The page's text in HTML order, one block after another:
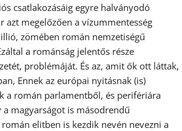
csatlakozásáig egyre halványodó
azt megelőzően a vízummentesség
zömében román nemzetiségű
a románság jelentős része
problémáját. És az, amit ők ott láttak,
Ennek az európai nyitásnak (is)
a román parlamentből, és perifériára
magyarságot is másodrendű
elitben is kezdik nevén nevezni a